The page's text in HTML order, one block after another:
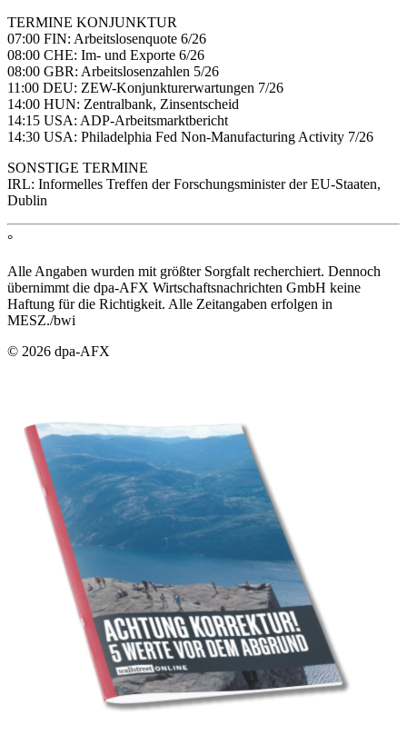
TERMINE KONJUNKTUR
07:00 FIN: Arbeitslosenquote 6/26
08:00 CHE: Im- und Exporte 6/26
08:00 GBR: Arbeitslosenzahlen 5/26
11:00 DEU: ZEW-Konjunkturerwartungen 7/26
14:00 HUN: Zentralbank, Zinsentscheid
14:15 USA: ADP-Arbeitsmarktbericht
14:30 USA: Philadelphia Fed Non-Manufacturing Activity 7/26
SONSTIGE TERMINE
IRL: Informelles Treffen der Forschungsminister der EU-Staaten,
Dublin
°
Alle Angaben wurden mit größter Sorgfalt recherchiert. Dennoch
übernimmt die dpa-AFX Wirtschaftsnachrichten GmbH keine
Haftung für die Richtigkeit. Alle Zeitangaben erfolgen in
MESZ./bwi
© 2026 dpa-AFX